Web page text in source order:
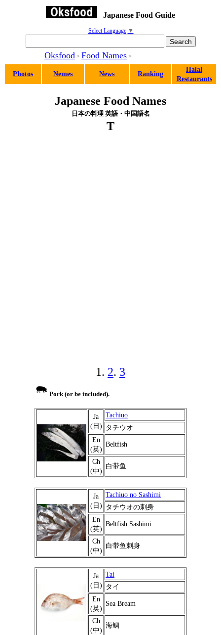
Japanese Food Guide
Select Language ▼
Oksfood > Food Names >
Photos Nemes News Ranking
Halal
Restaurants
Japanese Food Names
日本の料理 英語・中国語名
T
1. 2. 3
Pork (or be included).
Ja
(日)
Tachiuo
タチウオ
En
(英)
Beltfish
Ch
(中)
白带鱼
Ja
(日)
Tachiuo no Sashimi
タチウオの刺身
En
(英)
Beltfish Sashimi
Ch
(中)
白带鱼刺身
Ja
(日)
Tai
タイ
En
(英)
Sea Bream
Ch
(中)
海鲷